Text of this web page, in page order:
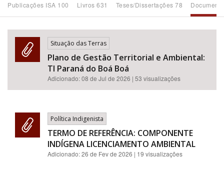
Subtema
Área de Levantamento
BUSCAR
Publicações ISA 100 Livros 631 Teses/Dissertações 78
Situação das Terras
Plano de Gestão Territorial e Ambiental:
TI Paraná do Boá Boá
Adicionado:08 de Jul de 2026 | 53 visualizações
Política Indigenista
TERMO DE REFERÊNCIA: COMPONENTE
INDÍGENA LICENCIAMENTO AMBIENTAL
Adicionado:26 de Fev de 2026 | 19 visualizações